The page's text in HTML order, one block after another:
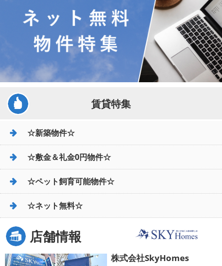
賃貸特集
☆新築物件☆
☆敷金＆礼金0円物件☆
☆ペット飼育可能物件☆
☆ネット無料☆
店舗情報
株式会社SkyHomes